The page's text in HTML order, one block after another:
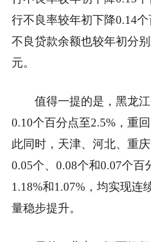
行不良率较年初下降0.14
不良贷款余额也较年初分
元。
值得一提的是，黑龙
0.10个百分点至2.5%，重
此同时，天津、河北、重
0.05个、0.08个和0.07个百
1.18%和1.07%，均实现连
量稳步提升。